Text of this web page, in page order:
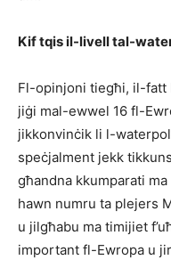
Kif tqis il-livell tal-
Fl-opinjoni tiegħi, il-fatt
jiġi mal-ewwel 16 fl-
jikkonvinċik li l-
speċjalment jekk
għandna kkumparati
hawn numru ta plejers
u jilgħabu ma timijiet
important fl-Ewropa u